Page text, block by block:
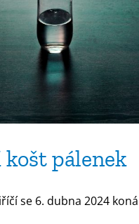
pálenek
se 6. dubna 2024